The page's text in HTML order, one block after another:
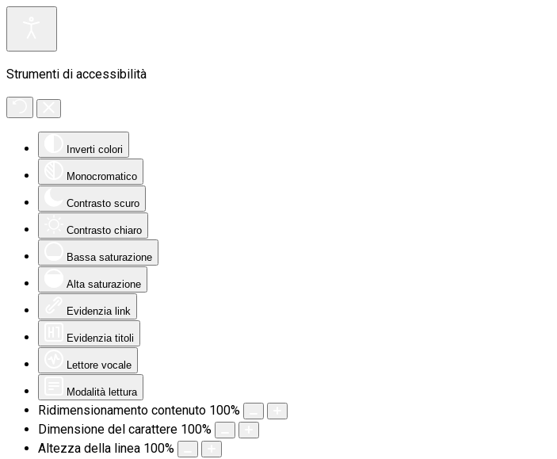
Strumenti di accessibilità
Inverti colori
Monocromatico
Contrasto scuro
Contrasto chiaro
Bassa saturazione
Alta saturazione
Evidenzia link
Evidenzia titoli
Lettore vocale
Modalità lettura
Ridimensionamento contenuto 100%
Dimensione del carattere 100%
Altezza della linea 100%